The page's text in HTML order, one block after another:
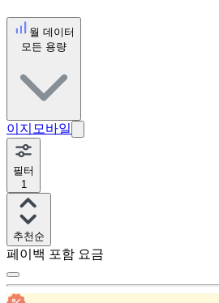
월 데이터
모든 용량
이지모바일
필터
1
추천순
페이백 포함 요금